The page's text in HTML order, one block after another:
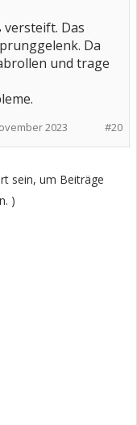
versteift. Das
Da
und trage
#20
2023
sein, um Beiträge
)